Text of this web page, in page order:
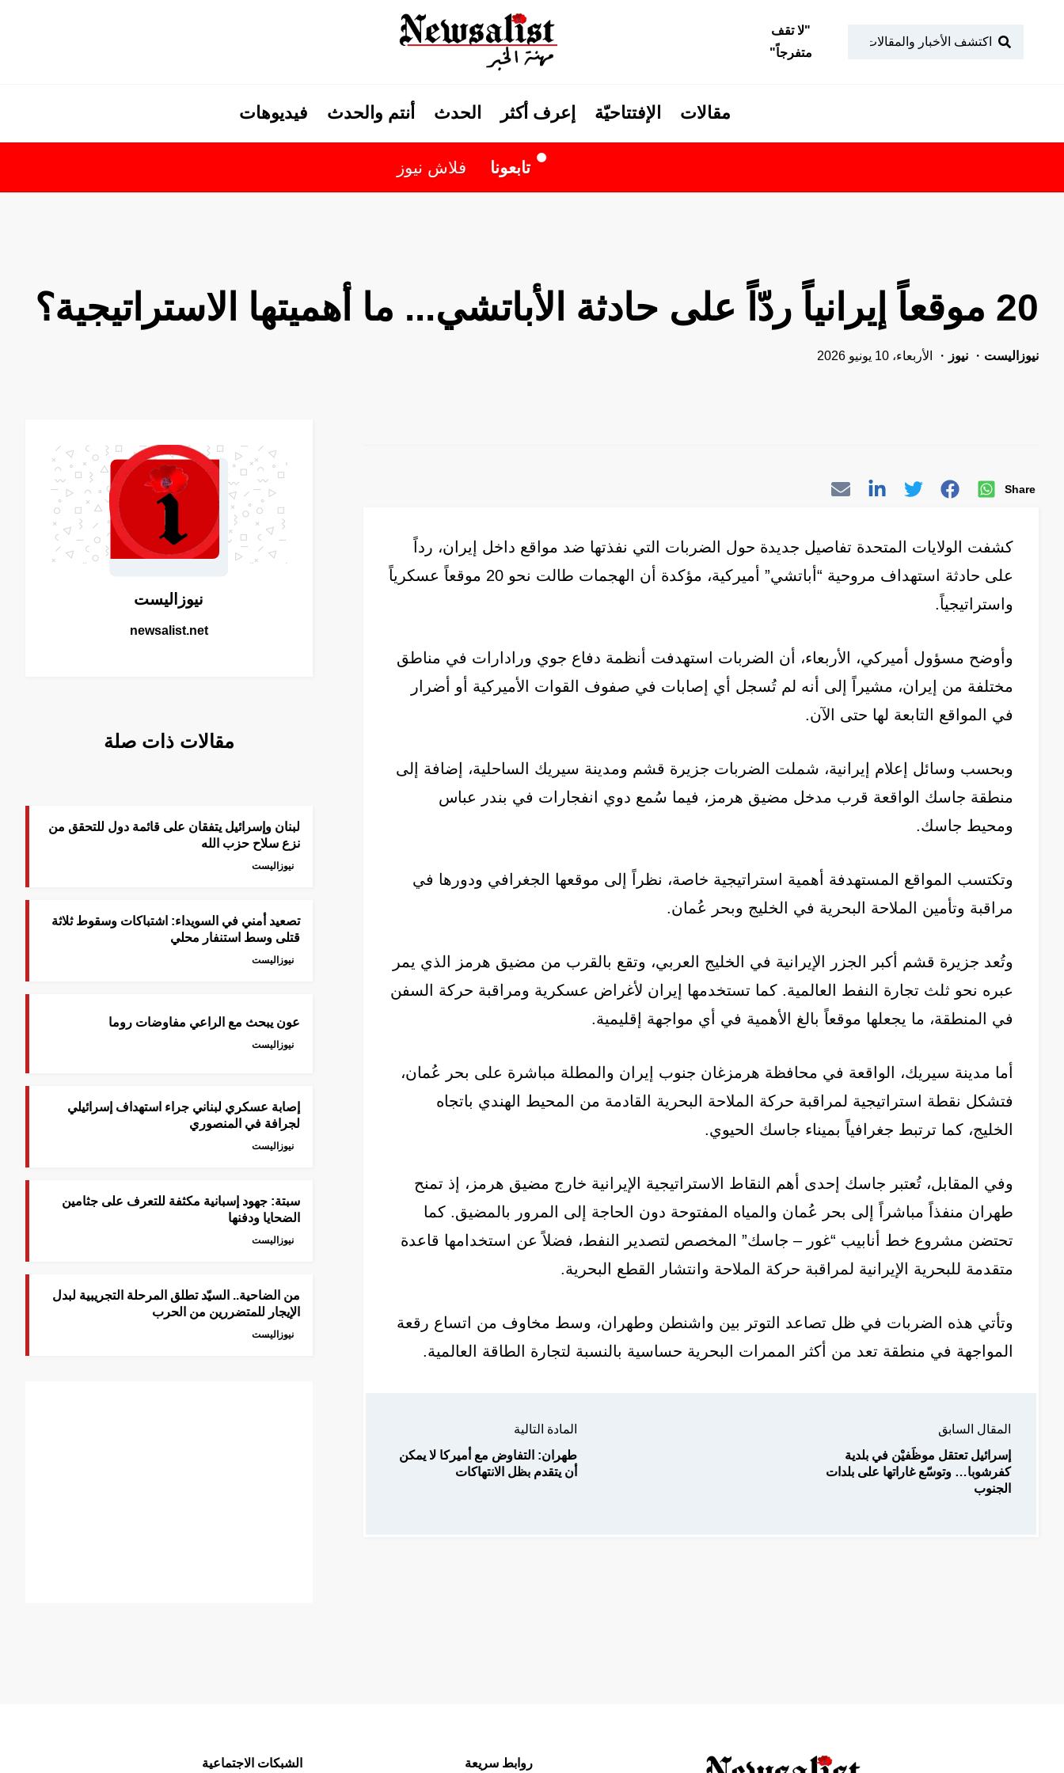
"لا تقف
متفرجاً"
مقالات الإفتتاحيّة إعرف أكثر الحدث أنتم والحدث فيديوهات
فلاش نيوز
20 موقعاً إيرانياً ردّاً على حادثة الأباتشي... ما أهميتها الاستراتيجية؟
نيوزاليست نيوز الأربعاء، 10 يونيو 2026
Share
كشفت الولايات المتحدة تفاصيل جديدة حول الضربات التي نفذتها ضد مواقع داخل إيران، رداً
على حادثة استهداف مروحية “أباتشي” أميركية، مؤكدة أن الهجمات طالت نحو 20 موقعاً عسكرياً
واستراتيجياً.
وأوضح مسؤول أميركي، الأربعاء، أن الضربات استهدفت أنظمة دفاع جوي ورادارات في مناطق
مختلفة من إيران، مشيراً إلى أنه لم تُسجل أي إصابات في صفوف القوات الأميركية أو أضرار
في المواقع التابعة لها حتى الآن.
وبحسب وسائل إعلام إيرانية، شملت الضربات جزيرة قشم ومدينة سيريك الساحلية، إضافة إلى
منطقة جاسك الواقعة قرب مدخل مضيق هرمز، فيما سُمع دوي انفجارات في بندر عباس
ومحيط جاسك.
وتكتسب المواقع المستهدفة أهمية استراتيجية خاصة، نظراً إلى موقعها الجغرافي ودورها في
مراقبة وتأمين الملاحة البحرية في الخليج وبحر عُمان.
وتُعد جزيرة قشم أكبر الجزر الإيرانية في الخليج العربي، وتقع بالقرب من مضيق هرمز الذي يمر
عبره نحو ثلث تجارة النفط العالمية. كما تستخدمها إيران لأغراض عسكرية ومراقبة حركة السفن
في المنطقة، ما يجعلها موقعاً بالغ الأهمية في أي مواجهة إقليمية.
أما مدينة سيريك، الواقعة في محافظة هرمزغان جنوب إيران والمطلة مباشرة على بحر عُمان،
فتشكل نقطة استراتيجية لمراقبة حركة الملاحة البحرية القادمة من المحيط الهندي باتجاه
الخليج، كما ترتبط جغرافياً بميناء جاسك الحيوي.
وفي المقابل، تُعتبر جاسك إحدى أهم النقاط الاستراتيجية الإيرانية خارج مضيق هرمز، إذ تمنح
طهران منفذاً مباشراً إلى بحر عُمان والمياه المفتوحة دون الحاجة إلى المرور بالمضيق. كما
تحتضن مشروع خط أنابيب “غور – جاسك” المخصص لتصدير النفط، فضلاً عن استخدامها قاعدة
متقدمة للبحرية الإيرانية لمراقبة حركة الملاحة وانتشار القطع البحرية.
وتأتي هذه الضربات في ظل تصاعد التوتر بين واشنطن وطهران، وسط مخاوف من اتساع رقعة
المواجهة في منطقة تعد من أكثر الممرات البحرية حساسية بالنسبة لتجارة الطاقة العالمية.
المقال السابق
إسرائيل تعتقل موظَفيْن في بلدية
كفرشوبا… وتوسّع غاراتها على بلدات
الجنوب
المادة التالية
طهران: التفاوض مع أميركا لا يمكن
أن يتقدم بظل الانتهاكات
نيوزاليست
newsalist.net
مقالات ذات صلة
لبنان وإسرائيل يتفقان على قائمة دول للتحقق من
نزع سلاح حزب الله
نيوزاليست
تصعيد أمني في السويداء: اشتباكات وسقوط ثلاثة
قتلى وسط استنفار محلي
نيوزاليست
عون يبحث مع الراعي مفاوضات روما
نيوزاليست
إصابة عسكري لبناني جراء استهداف إسرائيلي
لجرافة في المنصوري
نيوزاليست
سبتة: جهود إسبانية مكثفة للتعرف على جثامين
الضحايا ودفنها
نيوزاليست
من الضاحية.. السيّد تطلق المرحلة التجريبية لبدل
الإيجار للمتضررين من الحرب
نيوزاليست
روابط سريعة الشبكات الاجتماعية